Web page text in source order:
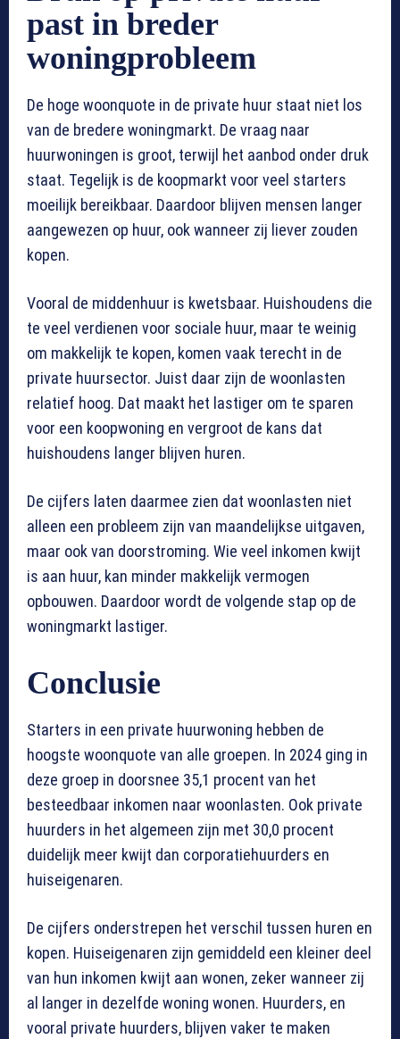
past in breder
woningprobleem
De hoge woonquote in de private huur staat niet los
van de bredere woningmarkt. De vraag naar
huurwoningen is groot, terwijl het aanbod onder druk
staat. Tegelijk is de koopmarkt voor veel starters
moeilijk bereikbaar. Daardoor blijven mensen langer
aangewezen op huur, ook wanneer zij liever zouden
kopen.
Vooral de middenhuur is kwetsbaar. Huishoudens die
te veel verdienen voor sociale huur, maar te weinig
om makkelijk te kopen, komen vaak terecht in de
private huursector. Juist daar zijn de woonlasten
relatief hoog. Dat maakt het lastiger om te sparen
voor een koopwoning en vergroot de kans dat
huishoudens langer blijven huren.
De cijfers laten daarmee zien dat woonlasten niet
alleen een probleem zijn van maandelijkse uitgaven,
maar ook van doorstroming. Wie veel inkomen kwijt
is aan huur, kan minder makkelijk vermogen
opbouwen. Daardoor wordt de volgende stap op de
woningmarkt lastiger.
Conclusie
Starters in een private huurwoning hebben de
hoogste woonquote van alle groepen. In 2024 ging in
deze groep in doorsnee 35,1 procent van het
besteedbaar inkomen naar woonlasten. Ook private
huurders in het algemeen zijn met 30,0 procent
duidelijk meer kwijt dan corporatiehuurders en
huiseigenaren.
De cijfers onderstrepen het verschil tussen huren en
kopen. Huiseigenaren zijn gemiddeld een kleiner deel
van hun inkomen kwijt aan wonen, zeker wanneer zij
al langer in dezelfde woning wonen. Huurders, en
vooral private huurders, blijven vaker te maken